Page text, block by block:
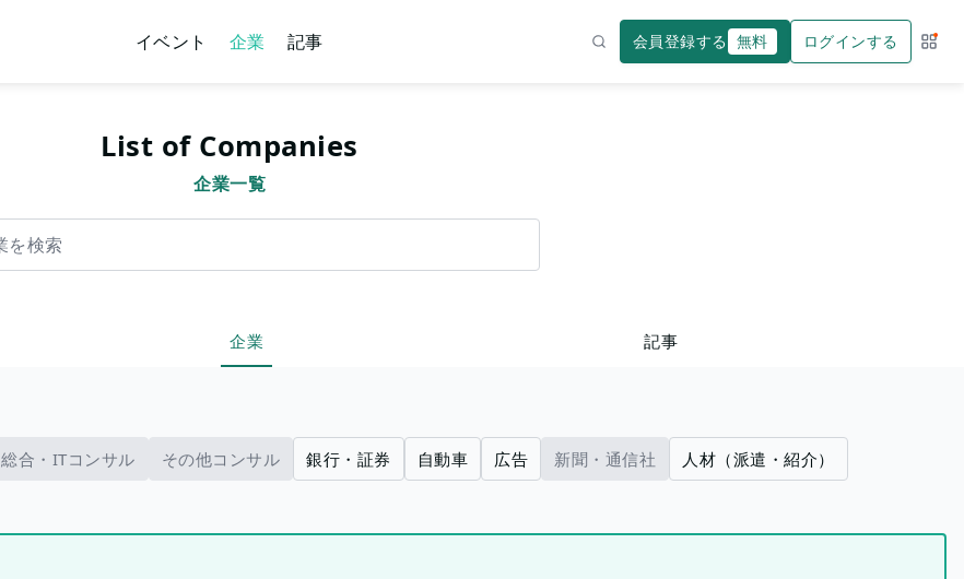
イベント 企業 記事 会員登録する 無料 ログインする サー
List of Companies
企業一覧
企業 記事
総合・ITコンサル その他コンサル 銀行・証券 自動車 広告 新聞・通信社 人材（派遣・紹介）